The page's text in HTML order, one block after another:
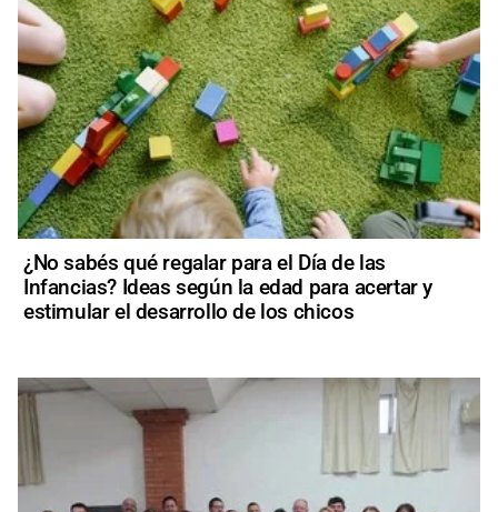
¿No sabés qué regalar para el Día de las
Infancias? Ideas según la edad para acertar y
estimular el desarrollo de los chicos